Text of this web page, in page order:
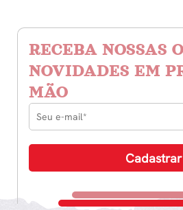
RECEBA NOSSAS
NOVIDADES EM
MÃO